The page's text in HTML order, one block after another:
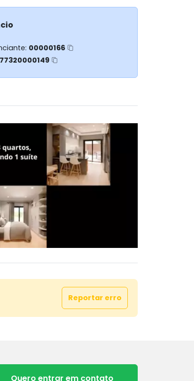
00000166
77320000149
Reportar erro
Quero entrar em contato